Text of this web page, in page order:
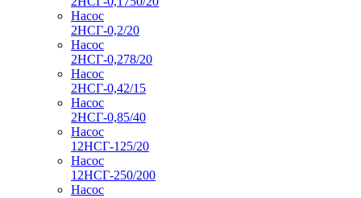
Насос
2НСГ-0,2/20
Насос
2НСГ-0,278/20
Насос
2НСГ-0,42/15
Насос
2НСГ-0,85/40
Насос
12НСГ-125/20
Насос
12НСГ-250/200
Насос